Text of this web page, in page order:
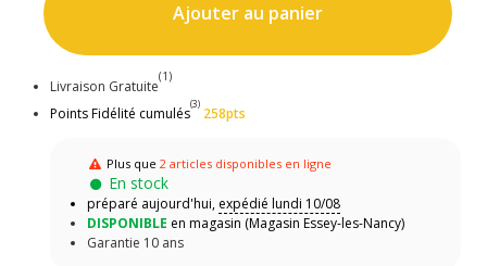
Ajouter au panier
Livraison Gratuite
(1)
Points Fidélité cumulés
(3)
258pts
Plus que2 articles disponibles en ligne
En stock
préparé aujourd'hui, expédié lundi 10/08
DISPONIBLE
en magasin (Magasin Essey-les-Nancy)
Garantie 10 ans